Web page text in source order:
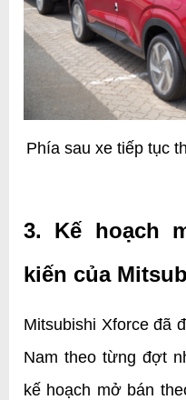
Phía sau xe tiếp tục
3. Kế hoạch
kiến của
Mitsubishi Xforce đã
Nam theo từng đợt
kế hoạch mở bán